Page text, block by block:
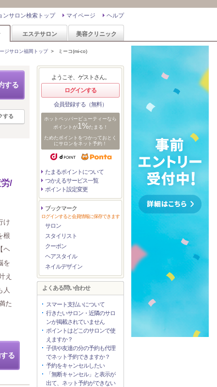
ヘルプ
マイページ
ンサロン検索トップ
エステサロン 美容クリニック
ジサロン福岡トップ> ミーコ(mi-co)
する
する
/
け
根
ヘ
を
え
人
た
る
ようこそ、ゲストさん。
ログインする
会員登録する（無料）
ホットペッパービューティーなら
ポイントが1%たまる！
ためたポイントをつかっておとく
にサロンをネット予約！
たまるポイントについて
つかえるサービス一覧
ポイント設定変更
ブックマーク
ログインすると会員情報に保存できます
サロン
スタイリスト
クーポン
ヘアスタイル
ネイルデザイン
よくある問い合わせ
スマート支払いについて
行きたいサロン・近隣のサロ
ンが掲載されていません
ポイントはどこのサロンで使
えますか？
子供や友達の分の予約も代理
でネット予約できますか？
予約をキャンセルしたい
「無断キャンセル」と表示が
出て、ネット予約ができない